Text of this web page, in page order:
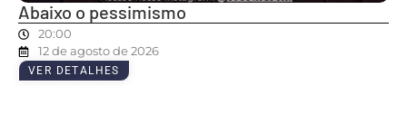
Abaixo o pessimismo
20:00
12 de agosto de 2026
VER DETALHES